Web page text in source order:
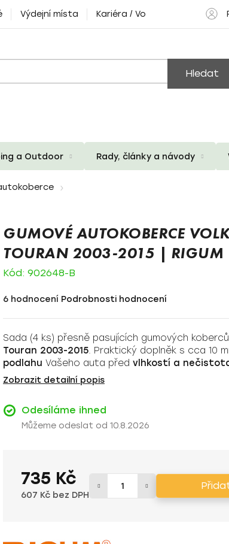
Výdejní místa Kariéra / Volné pozice
Hledat
a Outdoor Rady, články a návody
GUMOVÉ AUTOKOBERCE
TOURAN 2003-2015 | RIGUM
Kód: 902648-B
Průměrné
je
4,8
z
5
6 hodnocení Podrobnosti hodnocení
Sada (4 ks) přesně pasujících gumových
Touran 2003-2015. Praktický doplněk s cca 10
podlahu Vašeho auta před vlhkostí a
Zobrazit detailní popis
Odesíláme ihned
10.8.2026
735 Kč
607 Kč bez DPH